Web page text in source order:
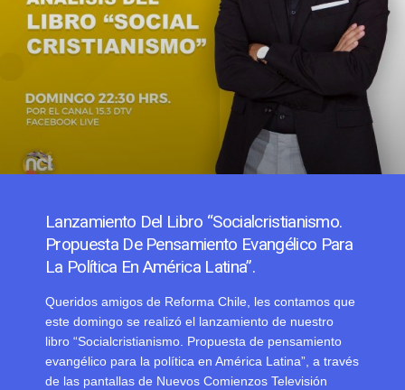
Lanzamiento Del Libro “Socialcristianismo.
Propuesta De Pensamiento Evangélico Para
La Política En América Latina”.
Queridos amigos de Reforma Chile, les contamos que
este domingo se realizó el lanzamiento de nuestro
libro “Socialcristianismo. Propuesta de pensamiento
evangélico para la política en América Latina”, a través
de las pantallas de Nuevos Comienzos Televisión